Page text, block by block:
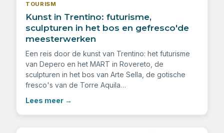
TOURISM
Kunst in Trentino: futurisme,
sculpturen in het bos en gefresco'de
meesterwerken
Een reis door de kunst van Trentino: het futurisme
van Depero en het MART in Rovereto, de
sculpturen in het bos van Arte Sella, de gotische
fresco's van de Torre Aquila…
Lees meer →